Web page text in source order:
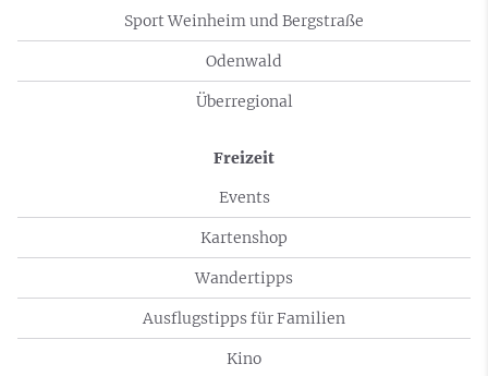
Sport Weinheim und Bergstraße
Odenwald
Überregional
Freizeit
Events
Kartenshop
Wandertipps
Ausflugstipps für Familien
Kino